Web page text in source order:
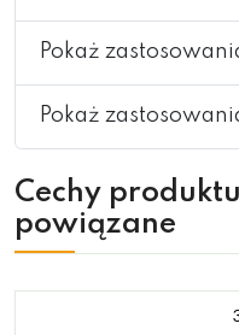
Pokaż
Pokaż
Cechy
powiązane